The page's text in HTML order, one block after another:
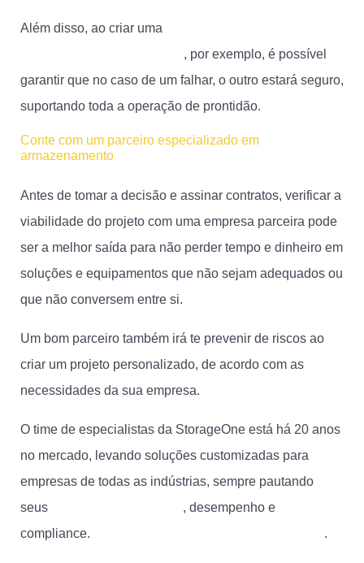
Além disso, ao criar uma
, por exemplo, é possível
garantir que no caso de um falhar, o outro estará seguro,
suportando toda a operação de prontidão.
Conte com um parceiro especializado em
armazenamento
Antes de tomar a decisão e assinar contratos, verificar a
viabilidade do projeto com uma empresa parceira pode
ser a melhor saída para não perder tempo e dinheiro em
soluções e equipamentos que não sejam adequados ou
que não conversem entre si.
Um bom parceiro também irá te prevenir de riscos ao
criar um projeto personalizado, de acordo com as
necessidades da sua empresa.
O time de especialistas da StorageOne está há 20 anos
no mercado, levando soluções customizadas para
empresas de todas as indústrias, sempre pautando
seus
, desempenho e
compliance.
.